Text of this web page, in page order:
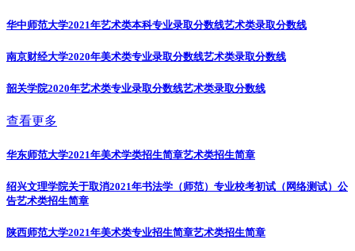
华中师范大学2021年艺术类本科专业录取分数线艺术类录取分数线
南京财经大学2020年美术类专业录取分数线艺术类录取分数线
韶关学院2020年艺术类专业录取分数线艺术类录取分数线
查看更多
华东师范大学2021年美术学类招生简章艺术类招生简章
绍兴文理学院关于取消2021年书法学（师范）专业校考初试（网络测试）公
告艺术类招生简章
陕西师范大学2021年美术类专业招生简章艺术类招生简章